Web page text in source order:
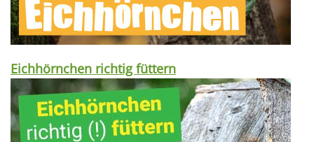
Eichhörnchen richtig füttern